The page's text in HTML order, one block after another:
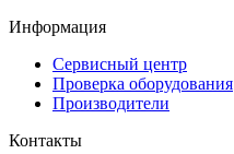
Информация
Сервисный центр
Проверка оборудования
Производители
Контакты